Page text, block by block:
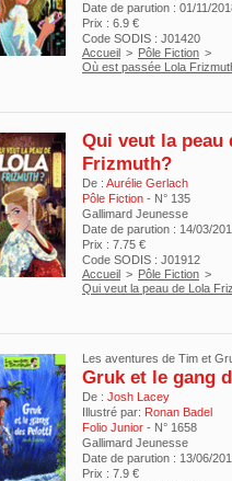
Date de parution : 01/11/
Prix : 6.9 €
Code SODIS : J01420
Accueil > Pôle Fiction >
Où est passée Lola
Qui veut la peau
Frizmuth?
De : Aurélie Gerlach
Pôle Fiction - N° 135
Gallimard Jeunesse
Date de parution : 14/03/
Prix : 7.75 €
Code SODIS : J01912
Accueil > Pôle Fiction >
Qui veut la peau de Lola
Les aventures de Tim et
Gruk et le gang
De : Josh Lacey
Illustré par: Ronan Badel
Folio Junior - N° 1658
Gallimard Jeunesse
Date de parution : 13/06/
Prix : 7.9 €